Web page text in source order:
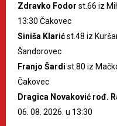
Zdravko Fodor st.66 iz
13:30 Čakovec
Siniša Klarićst.48 iz
Šandorovec
Franjo Šardi st.80 iz
Čakovec
Dragica Novaković rođ.
06. 08. 2026. u 13:30